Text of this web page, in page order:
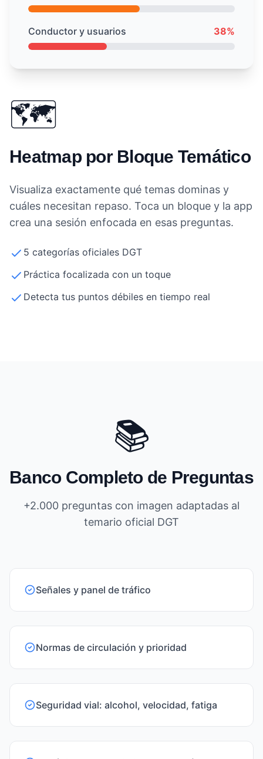
Conductor y usuarios 38%
🗺️
Heatmap por Bloque Temático
Visualiza exactamente qué temas dominas y
cuáles necesitan repaso. Toca un bloque y la app
crea una sesión enfocada en esas preguntas.
5 categorías oficiales DGT
Práctica focalizada con un toque
Detecta tus puntos débiles en tiempo real
📚
Banco Completo de Preguntas
+2.000 preguntas con imagen adaptadas al
temario oficial DGT
Señales y panel de tráfico
Normas de circulación y prioridad
Seguridad vial: alcohol, velocidad, fatiga